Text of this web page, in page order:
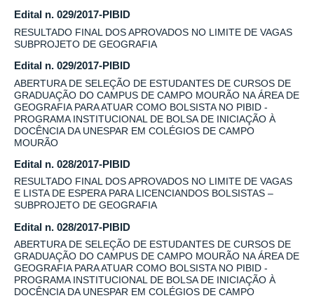
Edital n. 029/2017-PIBID
RESULTADO FINAL DOS APROVADOS NO LIMITE DE VAGAS
SUBPROJETO DE GEOGRAFIA
Edital n. 029/2017-PIBID
ABERTURA DE SELEÇÃO DE ESTUDANTES DE CURSOS DE
GRADUAÇÃO DO CAMPUS DE CAMPO MOURÃO NA ÁREA DE
GEOGRAFIA PARA ATUAR COMO BOLSISTA NO PIBID -
PROGRAMA INSTITUCIONAL DE BOLSA DE INICIAÇÃO À
DOCÊNCIA DA UNESPAR EM COLÉGIOS DE CAMPO
MOURÃO
Edital n. 028/2017-PIBID
RESULTADO FINAL DOS APROVADOS NO LIMITE DE VAGAS
E LISTA DE ESPERA PARA LICENCIANDOS BOLSISTAS –
SUBPROJETO DE GEOGRAFIA
Edital n. 028/2017-PIBID
ABERTURA DE SELEÇÃO DE ESTUDANTES DE CURSOS DE
GRADUAÇÃO DO CAMPUS DE CAMPO MOURÃO NA ÁREA DE
GEOGRAFIA PARA ATUAR COMO BOLSISTA NO PIBID -
PROGRAMA INSTITUCIONAL DE BOLSA DE INICIAÇÃO À
DOCÊNCIA DA UNESPAR EM COLÉGIOS DE CAMPO